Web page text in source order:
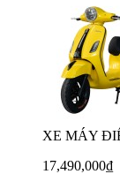
XE MÁY
17,490,000₫